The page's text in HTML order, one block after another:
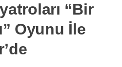
“Bir
Oyunu İle